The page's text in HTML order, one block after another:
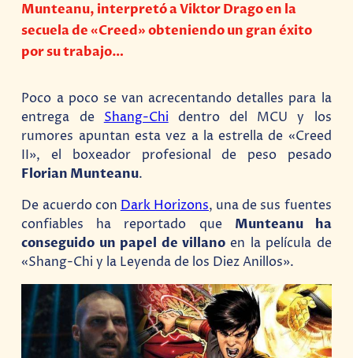
Munteanu, interpretó a Viktor Drago en la
secuela de «Creed» obteniendo un gran éxito
por su trabajo…
Poco a poco se van acrecentando detalles para la
entrega de Shang-Chi dentro del MCU y los
rumores apuntan esta vez a la estrella de «Creed
II», el boxeador profesional de peso pesado
Florian Munteanu.
De acuerdo con Dark Horizons, una de sus fuentes
confiables ha reportado que Munteanu ha
conseguido un papel de villano en la película de
«Shang-Chi y la Leyenda de los Diez Anillos».